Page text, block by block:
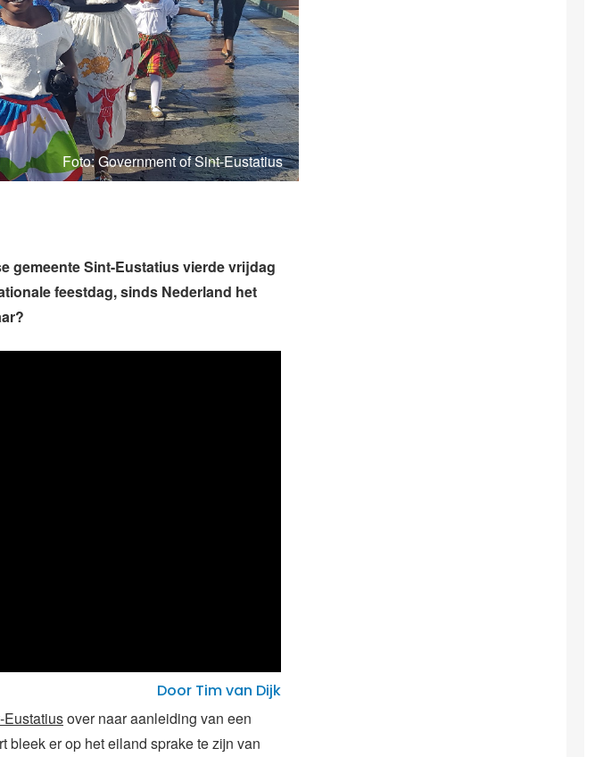
Foto: Government of Sint-Eustatius
gemeente Sint-Eustatius vierde vrijdag
feestdag, sinds Nederland het
Door Tim van Dijk
Eustatiusover naar aanleiding van een
bleek er op het eiland sprake te zijn van